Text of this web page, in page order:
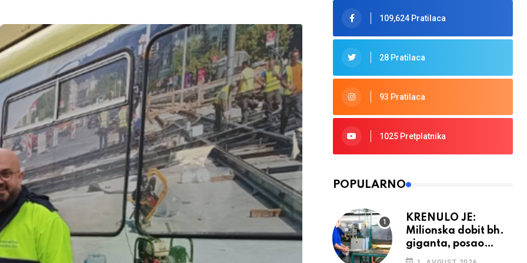
109,624 Pratilaca
28 Pratilaca
93 Pratilaca
1025 Pretplatnika
POPULARNO
KRENULO JE:
Milionska dobit bh.
giganta, posao
ponovno cvjeta